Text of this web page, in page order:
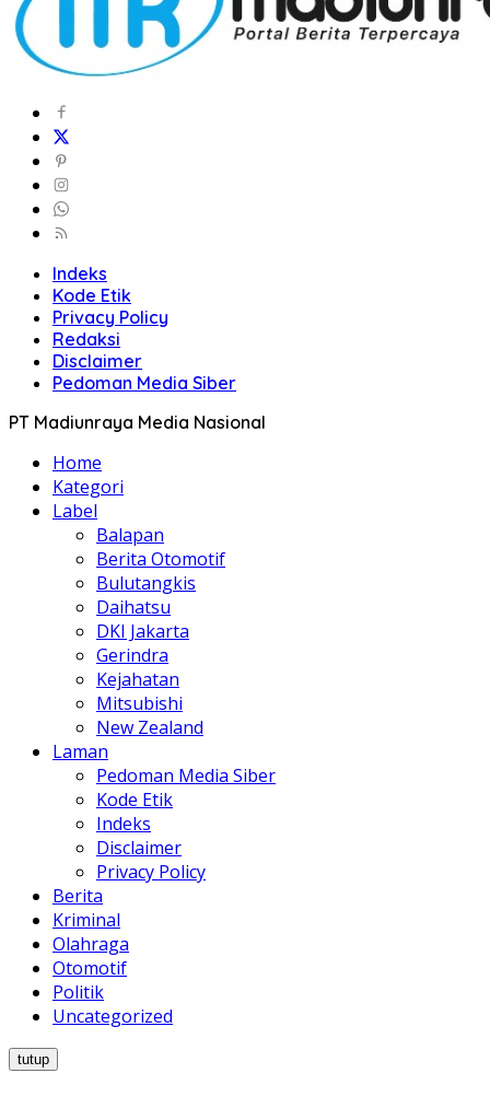
Indeks
Kode Etik
Privacy Policy
Redaksi
Disclaimer
Pedoman Media Siber
PT Madiunraya Media Nasional
Home
Kategori
Label
Balapan
Berita Otomotif
Bulutangkis
Daihatsu
DKI Jakarta
Gerindra
Kejahatan
Mitsubishi
New Zealand
Laman
Pedoman Media Siber
Kode Etik
Indeks
Disclaimer
Privacy Policy
Berita
Kriminal
Olahraga
Otomotif
Politik
Uncategorized
tutup